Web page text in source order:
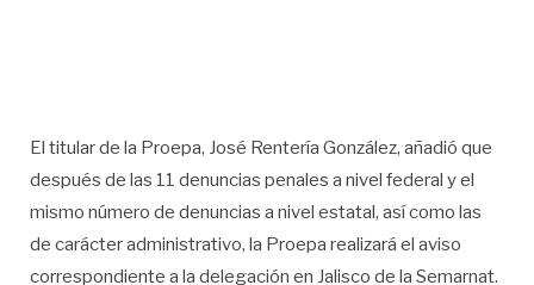
El titular de la Proepa, José Rentería González, añadió que
después de las 11 denuncias penales a nivel federal y el
mismo número de denuncias a nivel estatal, así como las
de carácter administrativo, la Proepa realizará el aviso
correspondiente a la delegación en Jalisco de la Semarnat.